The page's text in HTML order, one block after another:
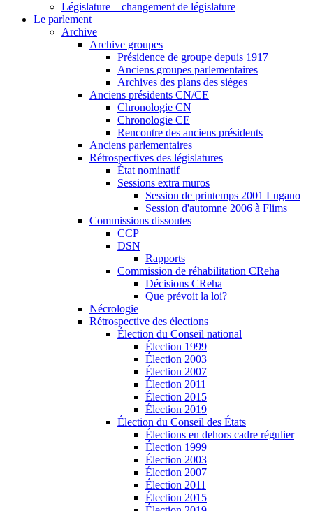
Législature – changement de législature
Le parlement
Archive
Archive groupes
Présidence de groupe depuis 1917
Anciens groupes parlementaires
Archives des plans des sièges
Anciens présidents CN/CE
Chronologie CN
Chronologie CE
Rencontre des anciens présidents
Anciens parlementaires
Rétrospectives des législatures
État nominatif
Sessions extra muros
Session de printemps 2001 Lugano
Session d'automne 2006 à Flims
Commissions dissoutes
CCP
DSN
Rapports
Commission de réhabilitation CReha
Décisions CReha
Que prévoit la loi?
Nécrologie
Rétrospective des élections
Élection du Conseil national
Élection 1999
Élection 2003
Élection 2007
Élection 2011
Élection 2015
Élection 2019
Élection du Conseil des États
Élections en dehors cadre régulier
Élection 1999
Élection 2003
Élection 2007
Élection 2011
Élection 2015